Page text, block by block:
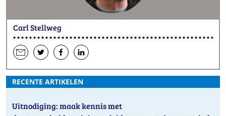
Carl Stellweg
een
e-
mail
hen
op
Twitter
hen
op
Facebook
hen
op
LinkedIn
RECENTE ARTIKELEN
Uitnodiging: maak kennis met